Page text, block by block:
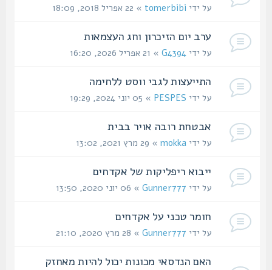
על ידיtomerbibi» 22 אפריל 2018, 18:09
ערב יום הזיכרון וחג העצמאות
על ידיG4394» 21 אפריל 2026, 16:20
התייעצות לגבי ווסט ללחימה
על ידיPESPES» 05 יוני 2024, 19:29
אבטחת רובה אויר בבית
על ידיmokka» 29 מרץ 2021, 13:02
ייבוא ריפליקות של אקדחים
על ידיGunner777» 06 יוני 2020, 13:50
חומר טכני על אקדחים
על ידיGunner777» 28 מרץ 2020, 21:10
האם הנדסאי מכונות יכול להיות מאחזק